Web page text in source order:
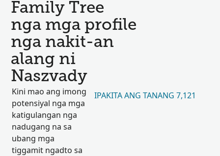
Family Tree
nga mga profile
nga nakit-an
alang ni
Naszvady
Kini mao ang imong
potensiyal nga mga
katigulangan nga
nadugang na sa
ubang mga
tiggamit ngadto sa
IPAKITA ANG TANANG 7,121